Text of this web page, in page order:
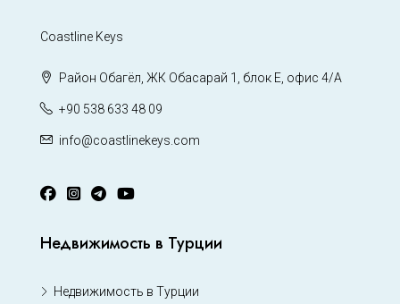
Coastline Keys
Район Обагёл, ЖК Обасарай 1, блок Е, офис 4/А
+90 538 633 48 09
info@coastlinekeys.com
Недвижимость в Турции
Недвижимость в Турции